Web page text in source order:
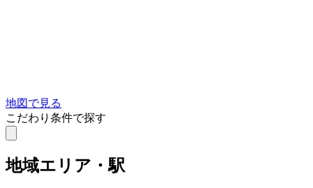
地図で見る
こだわり条件で探す
地域エリア・駅